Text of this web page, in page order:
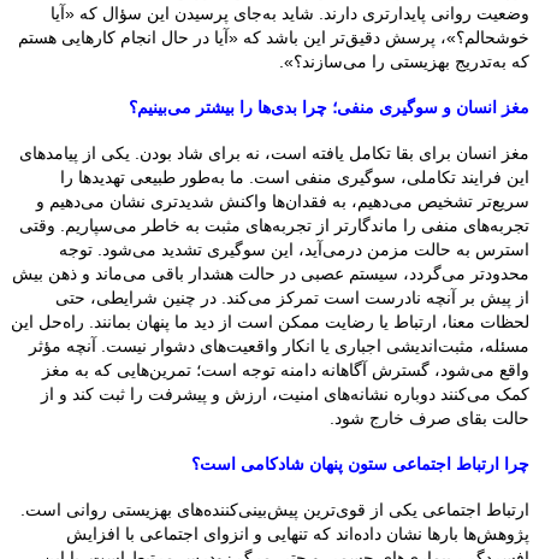
وضعیت روانی پایدارتری دارند. شاید به‌جای پرسیدن این سؤال که «آیا
خوشحالم؟»، پرسش دقیق‌تر این باشد که «آیا در حال انجام کارهایی هستم
که به‌تدریج بهزیستی را می‌سازند؟».
مغز انسان و سوگیری منفی؛ چرا بدی‌ها را بیشتر می‌بینیم؟
مغز انسان برای بقا تکامل یافته است، نه برای شاد بودن. یکی از پیامدهای
این فرایند تکاملی، سوگیری منفی است. ما به‌طور طبیعی تهدیدها را
سریع‌تر تشخیص می‌دهیم، به فقدان‌ها واکنش شدیدتری نشان می‌دهیم و
تجربه‌های منفی را ماندگارتر از تجربه‌های مثبت به خاطر می‌سپاریم. وقتی
استرس به حالت مزمن درمی‌آید، این سوگیری تشدید می‌شود. توجه
محدودتر می‌گردد، سیستم عصبی در حالت هشدار باقی می‌ماند و ذهن بیش
از پیش بر آنچه نادرست است تمرکز می‌کند. در چنین شرایطی، حتی
لحظات معنا، ارتباط یا رضایت ممکن است از دید ما پنهان بمانند. راه‌حل این
مسئله، مثبت‌اندیشی اجباری یا انکار واقعیت‌های دشوار نیست. آنچه مؤثر
واقع می‌شود، گسترش آگاهانه دامنه توجه است؛ تمرین‌هایی که به مغز
کمک می‌کنند دوباره نشانه‌های امنیت، ارزش و پیشرفت را ثبت کند و از
حالت بقای صرف خارج شود.
چرا ارتباط اجتماعی ستون پنهان شادکامی است؟
ارتباط اجتماعی یکی از قوی‌ترین پیش‌بینی‌کننده‌های بهزیستی روانی است.
پژوهش‌ها بارها نشان داده‌اند که تنهایی و انزوای اجتماعی با افزایش